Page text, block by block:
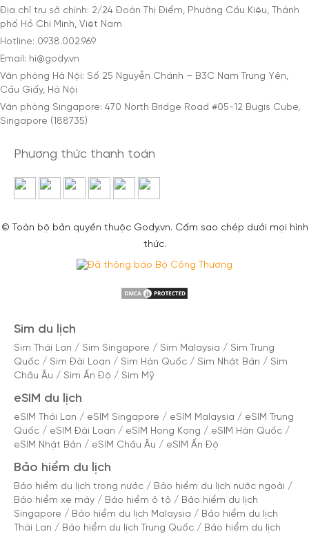
Địa chỉ trụ sở chính: 2/24 Đoàn Thị Điểm, Phường Cầu Kiệu, Thành
phố Hồ Chí Minh, Việt Nam
Hotline: 0938.002.969
Email: hi@gody.vn
Văn phòng Hà Nội: Số 25 Nguyễn Chánh – B3C Nam Trung Yên,
Cầu Giấy, Hà Nội
Văn phòng Singapore: 470 North Bridge Road #05-12 Bugis Cube,
Singapore (188735)
Phương thức thanh toán
© Toàn bộ bản quyền thuộc Gody.vn. Cấm sao chép dưới mọi hình
thức.
Sim du lịch
Sim Thái Lan / Sim Singapore / Sim Malaysia / Sim Trung
Quốc / Sim Đài Loan / Sim Hàn Quốc / Sim Nhật Bản / Sim
Châu Âu / Sim Ấn Độ / Sim Mỹ
eSIM du lịch
eSIM Thái Lan / eSIM Singapore / eSIM Malaysia / eSIM Trung
Quốc / eSIM Đài Loan / eSIM Hong Kong / eSIM Hàn Quốc /
eSIM Nhật Bản / eSIM Châu Âu / eSIM Ấn Độ
Bảo hiểm du lịch
Bảo hiểm du lịch trong nước / Bảo hiểm du lịch nước ngoài /
Bảo hiểm xe máy / Bảo hiểm ô tô / Bảo hiểm du lịch
Singapore / Bảo hiểm du lịch Malaysia / Bảo hiểm du lịch
Thái Lan / Bảo hiểm du lịch Trung Quốc / Bảo hiểm du lịch